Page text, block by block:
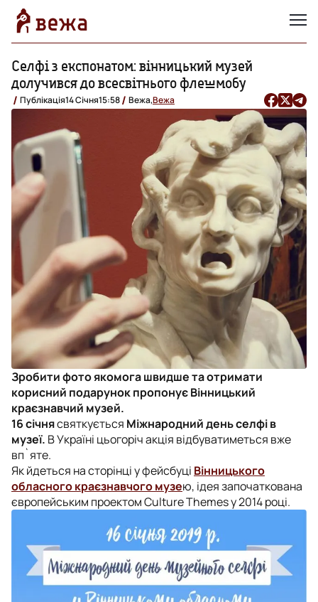
Селфі з експонатом: вінницький музей
долучився до всесвітнього флешмобу
Публікація14 Січня15:58 Вежа,Вежа
Зробити фото якомога швидше та отримати
корисний подарунок пропонує Вінницький
краєзнавчий музей.
16 січнясвяткується Міжнародний день селфі в
музеї. В Україні цьогоріч акція відбуватиметься вже
вп`яте.
Як йдеться на сторінці у фейсбуці Вінницького
обласного краєзнавчого музею, ідея започаткована
європейським проектом Culture Themes у 2014 році.